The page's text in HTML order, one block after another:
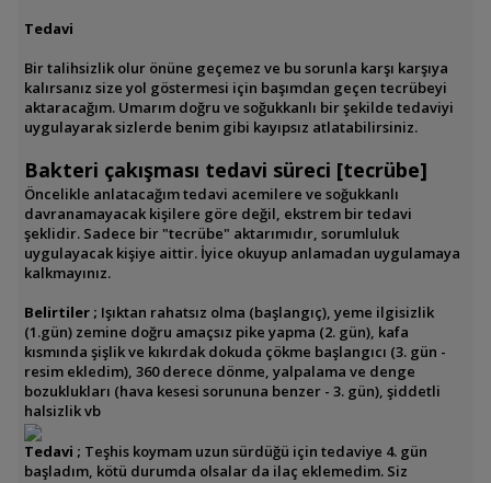
Tedavi
Bir talihsizlik olur önüne geçemez ve bu sorunla karşı karşıya
kalırsanız size yol göstermesi için başımdan geçen tecrübeyi
aktaracağım. Umarım doğru ve soğukkanlı bir şekilde tedaviyi
uygulayarak sizlerde benim gibi kayıpsız atlatabilirsiniz.
Bakteri çakışması tedavi süreci [tecrübe]
Öncelikle anlatacağım tedavi acemilere ve soğukkanlı
davranamayacak kişilere göre değil, ekstrem bir tedavi
şeklidir. Sadece bir "tecrübe" aktarımıdır, sorumluluk
uygulayacak kişiye aittir. İyice okuyup anlamadan uygulamaya
kalkmayınız.
Belirtiler ; Işıktan rahatsız olma (başlangıç), yeme ilgisizlik
(1.gün) zemine doğru amaçsız pike yapma (2. gün), kafa
kısmında şişlik ve kıkırdak dokuda çökme başlangıcı (3. gün -
resim ekledim), 360 derece dönme, yalpalama ve denge
bozuklukları (hava kesesi sorununa benzer - 3. gün), şiddetli
halsizlik vb
Tedavi ; Teşhis koymam uzun sürdüğü için tedaviye 4. gün
başladım, kötü durumda olsalar da ilaç eklemedim. Siz